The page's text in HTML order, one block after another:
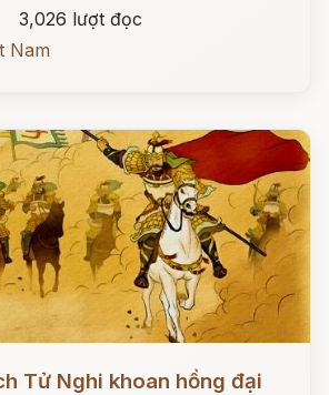
3,026 lượt đọc
Nam
Tử Nghi khoan hồng đại